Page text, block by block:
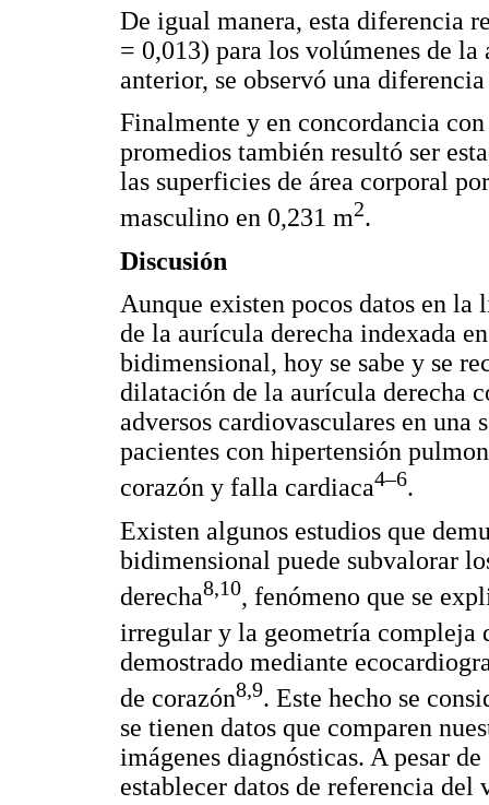
De igual manera, esta diferencia
= 0,013) para los volúmenes de
anterior, se observó una
Finalmente y en concordancia
promedios también resultó ser
las superficies de área corporal
masculino en 0,231 m2.
Discusión
Aunque existen pocos datos en
de la aurícula derecha indexada
bidimensional, hoy se sabe y se
dilatación de la aurícula derecha
adversos cardiovasculares en una
pacientes con hipertensión
corazón y falla cardiaca4–6.
Existen algunos estudios que
bidimensional puede subvalorar
derecha8,10, fenómeno que se
irregular y la geometría compleja
demostrado mediante
de corazón8,9. Este hecho se
se tienen datos que comparen
imágenes diagnósticas. A pesar
establecer datos de referencia